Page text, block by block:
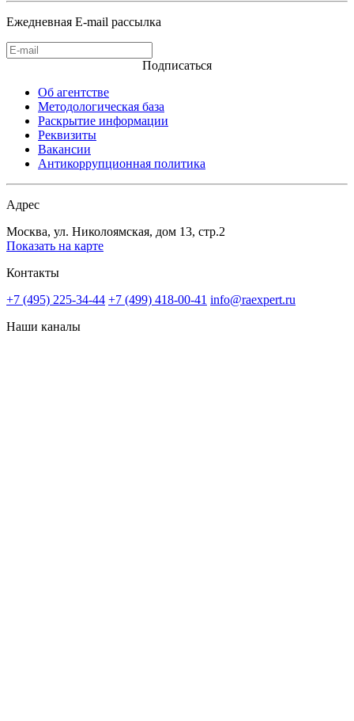
Ежедневная E-mail рассылка
Подписаться
Об агентстве
Методологическая база
Раскрытие информации
Реквизиты
Вакансии
Антикоррупционная политика
Адрес
Москва, ул. Николоямская, дом 13, стр.2
Показать на карте
Контакты
+7 (495) 225-34-44 +7 (499) 418-00-41 info@raexpert.ru
Наши каналы